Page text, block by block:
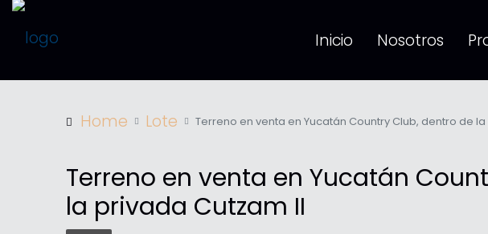
Inicio Nosotros
Home Lote Terreno en venta en Yucatán Country Club, dentro de
Terreno en venta en Yucatán
la privada Cutzam II